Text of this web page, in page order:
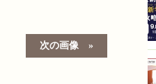
次の画像